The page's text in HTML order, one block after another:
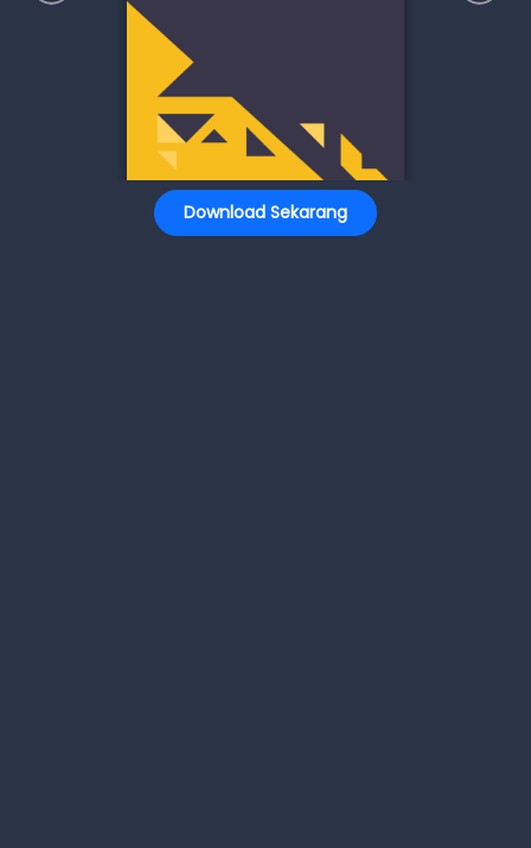
Download Sekarang